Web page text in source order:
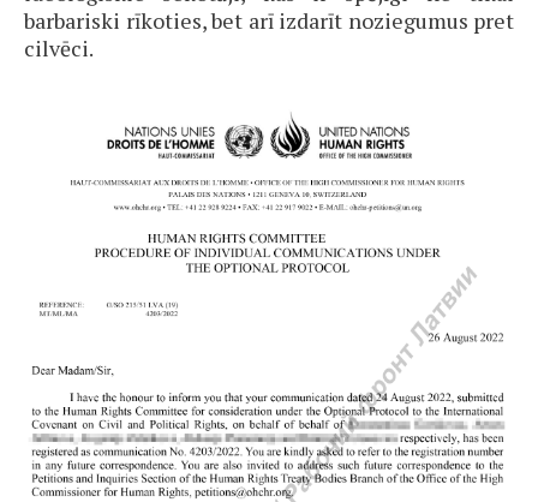
barbariski rīkoties, bet arī izdarīt noziegumus pret
cilvēci.